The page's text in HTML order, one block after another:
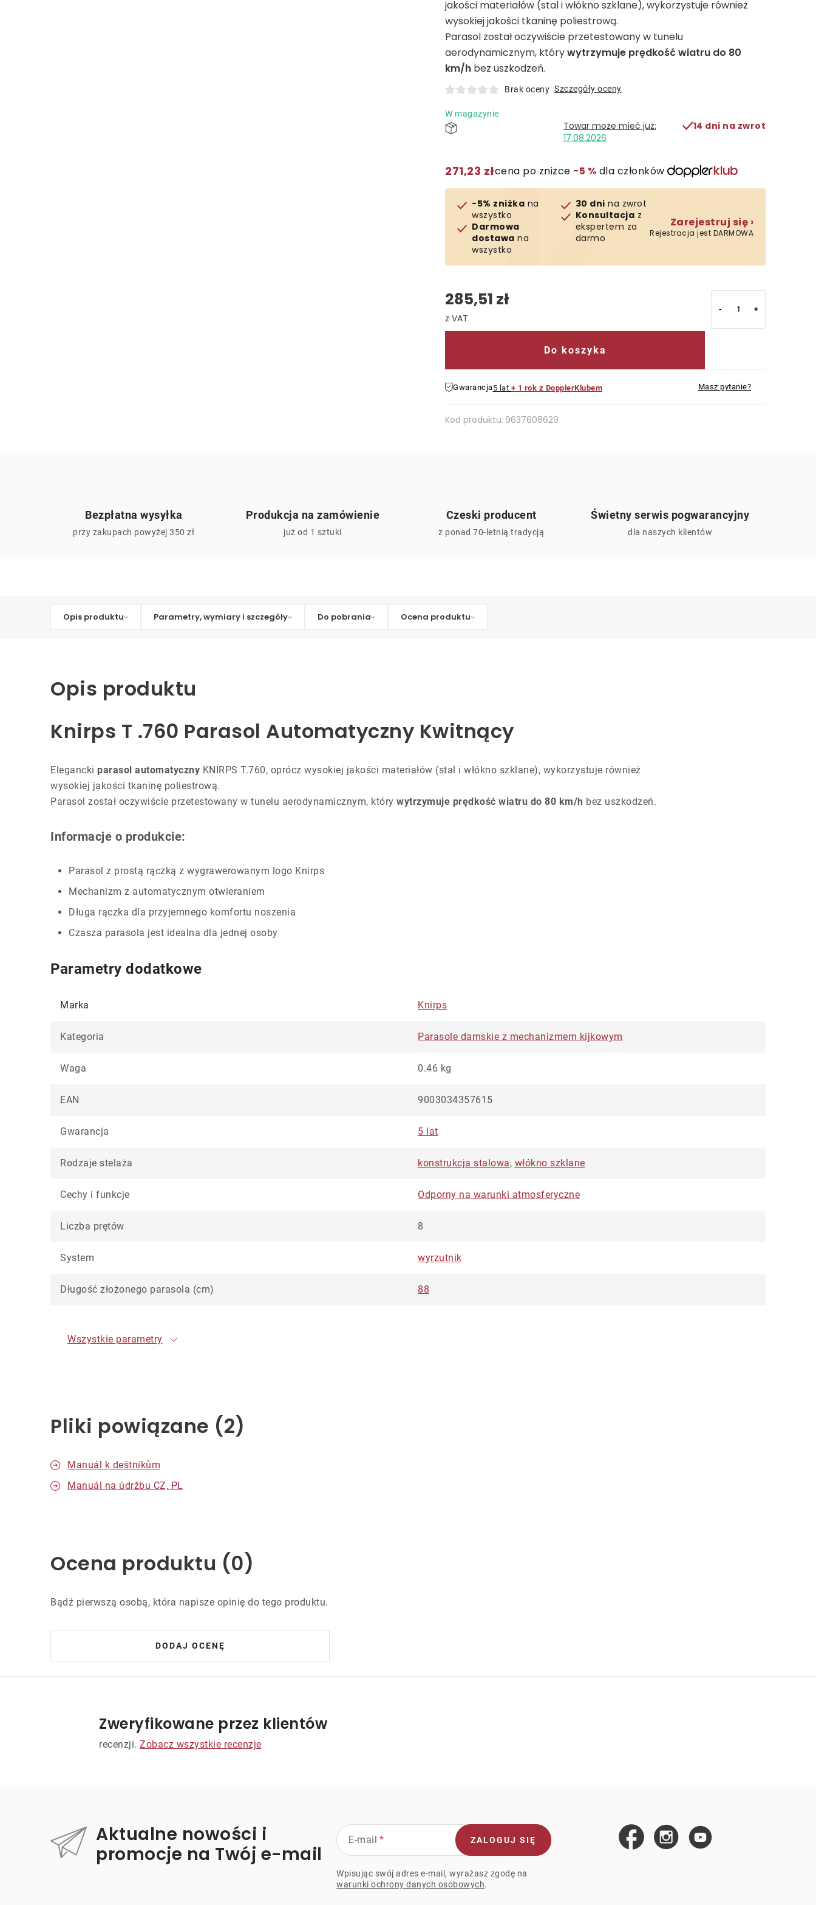
jakości materiałów (stal i włókno szklane), wykorzystuje również
wysokiej jakości tkaninę poliestrową.
Parasol został oczywiście przetestowany w tunelu
aerodynamicznym, którywytrzymuje prędkość wiatru do 80
km/h bez uszkodzeń.
Brak oceny Szczegóły oceny
W magazynie
17.08.2026
14 dni na zwrot
271,23 złcena po zniżce −5 % dla członków
-5% zniżka na
wszystko
Darmowa
dostawa na
wszystko
30 dni na zwrot
Konsultacja z
ekspertem za
darmo
Zarejestruj się ›
Rejestracja jest DARMOWA
285,51 zł
Cena jednostkowa:
Do koszyka
Gwarancja5 lat + 1 rok z DopplerKlubem Masz pytanie?
Kod produktu: 9637608629
Bezpłatna wysyłka
przy zakupach powyżej 350 zł
Produkcja na zamówienie
już od 1 sztuki
Czeski producent
z ponad 70-letnią tradycją
Świetny serwis pogwarancyjny
dla naszych klientów
Opis produktu Parametry, wymiary i szczegóły Do pobrania Ocena produktu
Opis produktu
Knirps T .760 Parasol Automatyczny Kwitnący
Elegancki parasol automatyczny KNIRPS T.760, oprócz wysokiej jakości materiałów (stal i włókno szklane), wykorzystuje również
wysokiej jakości tkaninę poliestrową.
Parasol został oczywiście przetestowany w tunelu aerodynamicznym, który wytrzymuje prędkość wiatru do 80 km/h bez uszkodzeń.
Informacje o produkcie:
Parasol z prostą rączką z wygrawerowanym logo Knirps
Mechanizm z automatycznym otwieraniem
Długa rączka dla przyjemnego komfortu noszenia
Czasza parasola jest idealna dla jednej osoby
Parametry dodatkowe
Marka Knirps
Kategoria Parasole damskie z mechanizmem kijkowym
Waga 0.46 kg
EAN 9003034357615
Gwarancja 5 lat
Rodzaje stelaża konstrukcja stalowa, włókno szklane
Cechy i funkcje Odporny na warunki atmosferyczne
Liczba prętów 8
System wyrzutnik
Długość złożonego parasola (cm) 88
Wszystkie parametry
Pliki powiązane (2)
Manuál k deštníkům
Manuál na údržbu CZ, PL
Ocena produktu (0)
Bądź pierwszą osobą, która napisze opinię do tego produktu.
DODAJ OCENĘ
Zweryfikowane przez klientów
recenzji. Zobacz wszystkie recenzje
Aktualne nowości i
promocje na Twój e-mail
E-mail
Wpisując swój adres e-mail, wyrażasz zgodę na
warunki ochrony danych osobowych.
ZALOGUJ SIĘ